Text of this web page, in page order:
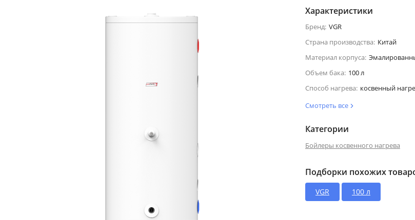
Характеристики
Бренд: VGR
Страна производства: Китай
Материал корпуса:
Объем бака: 100 л
Способ нагрева: косвенный
Смотреть все
Категории
Бойлеры косвенного нагрева
Подборки похожих
VGR 100 л